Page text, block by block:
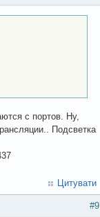
с портов. Ну,
Подсветка
Цитувати
#9